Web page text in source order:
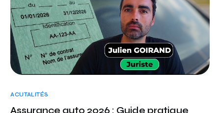
ACUTALITÉS
Assurance auto 2026 : Guide pratique